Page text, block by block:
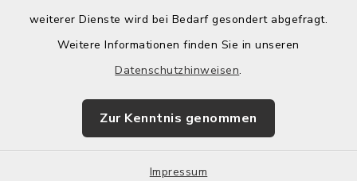
weiterer Dienste wird bei Bedarf gesondert abgefragt.
Weitere Informationen finden Sie in unseren
Datenschutzhinweisen.
Zur Kenntnis genommen
Impressum
Barrierefreiheit
Impressum
Sitemap